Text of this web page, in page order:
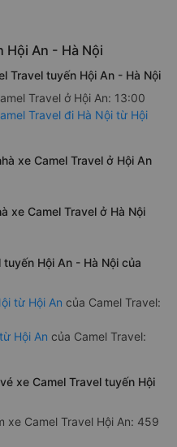
Hội An - Hà Nội
Travel tuyến Hội An - Hà Nội
Travel ở Hội An: 13:00
Travel đi Hà Nội từ Hội
xe Camel Travel ở Hội An
xe Camel Travel ở Hà Nội
Hội An - Hà Nội của
từ Hội An của Camel Travel:
Hội An của Camel Travel:
xe Camel Travel tuyến Hội
xe Camel Travel Hội An: 459